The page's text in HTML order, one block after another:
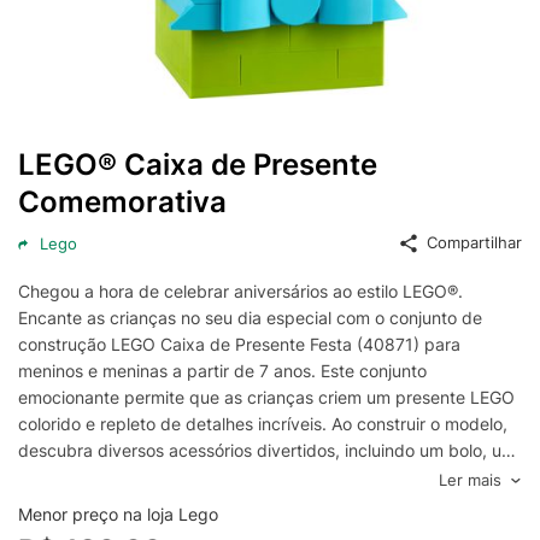
LEGO® Caixa de Presente
Comemorativa
Lego Compartilhar
Chegou a hora de celebrar aniversários ao estilo LEGO®.
Encante as crianças no seu dia especial com o conjunto de
construção LEGO Caixa de Presente Festa (40871) para
meninos e meninas a partir de 7 anos. Este conjunto
emocionante permite que as crianças criem um presente LEGO
colorido e repleto de detalhes incríveis. Ao construir o modelo,
descubra diversos acessórios divertidos, incluindo um bolo, um
balão em forma de animal, sorvete, guirlandas, balões, fogos
de artifício e muito mais. Para ainda mais diversão, há adesivos
de "feliz aniversário" que as crianças podem colar em uma
Ler mais
Menor preço na loja Lego